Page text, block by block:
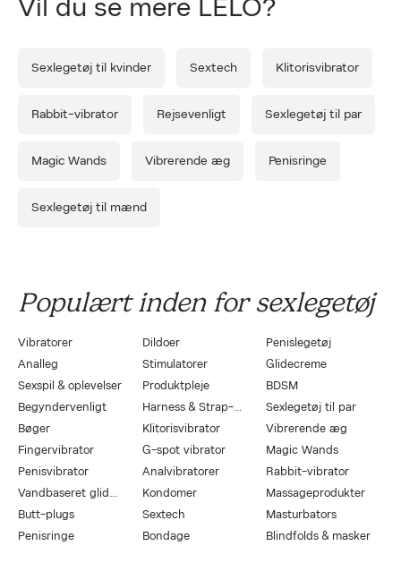
Forrige
Vil du se mere LELO?
Sexlegetøj til kvinder Sextech Klitorisvibrator
Rabbit-vibrator Rejsevenligt Sexlegetøj til par
Magic Wands Vibrerende æg Penisringe
Sexlegetøj til mænd
Populært inden for sexlegetøj
Vibratorer Dildoer
Penislegetøj
Analleg
Stimulatorer
Glidecreme
Sexspil & oplevelser
Produktpleje
BDSM
Begyndervenligt
Harness & Strap-On
Sexlegetøj til par
Bøger
Klitorisvibrator
Vibrerende æg
Fingervibrator
G-spot vibrator
Magic Wands
Penisvibrator
Analvibratorer
Rabbit-vibrator
Vandbaseret glidecreme
Kondomer
Massageprodukter
Butt-plugs
Sextech
Masturbators
Penisringe
Bondage Blindfolds & masker